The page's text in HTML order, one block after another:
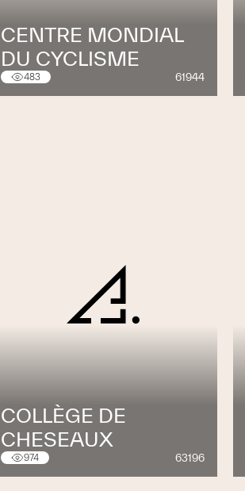
CENTRE MONDIAL
DU CYCLISME
483 61944
COLLÈGE DE
CHESEAUX
974 63196